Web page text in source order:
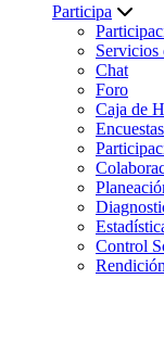
Participa
Servicios
Chat
Foro
Caja de
Encuestas
Control